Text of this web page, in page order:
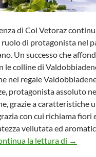
di Col Vetoraz
di protagonista nel
Un successo che
le colline di
nel regale
protagonista assoluto
grazie a caratteristiche
con cui richiama fiori
vellutata ed
la lettura di Col
→